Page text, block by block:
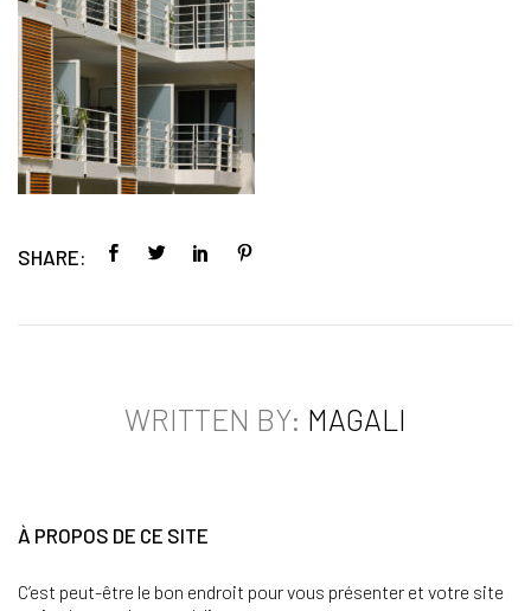
SHARE:
WRITTEN BY: MAGALI
À PROPOS DE CE SITE
C’est peut-être le bon endroit pour vous présenter et votre site